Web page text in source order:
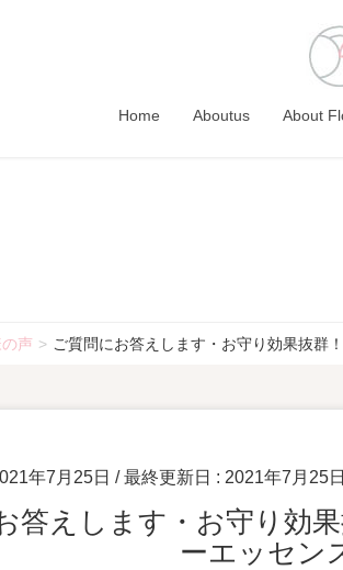
Home Aboutus About
声 ご質問にお答えします・お守り効果抜群
年7月25日 / 最終更新日 : 2021年7月25日
ーエッセン